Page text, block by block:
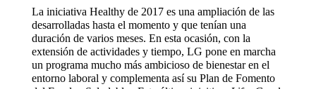
La iniciativa Healthy de 2017 es una ampliación de las
desarrolladas hasta el momento y que tenían una
duración de varios meses. En esta ocasión, con la
extensión de actividades y tiempo, LG pone en marcha
un programa mucho más ambicioso de bienestar en el
entorno laboral y complementa así su Plan de Fomento